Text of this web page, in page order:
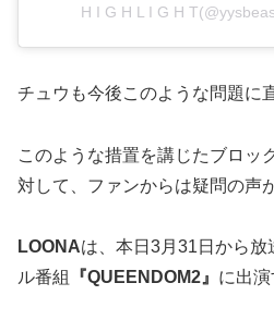
H I G H L I G H
チュウも今後このような問題に
このような措置を講じたブロッ
対して、ファンからは疑問の声
LOONAは、本日3月31日から
ル番組
『QUEENDOM2』 に出演